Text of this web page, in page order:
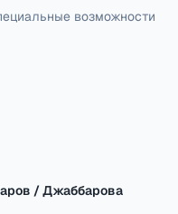
возможности
/ Джаббарова